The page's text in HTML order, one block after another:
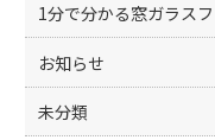
1分で分かる窓ガラス
お知らせ
未分類